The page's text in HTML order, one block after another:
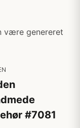
være genereret
#7081